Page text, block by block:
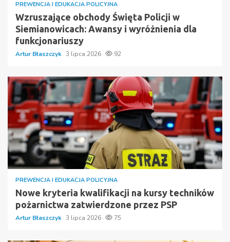
PREWENCJA I EDUKACJA POLICYJNA
Wzruszające obchody Święta Policji w
Siemianowicach: Awansy i wyróżnienia dla
funkcjonariuszy
Artur Błaszczyk 3 lipca 2026 92
PREWENCJA I EDUKACJA POLICYJNA
Nowe kryteria kwalifikacji na kursy techników
pożarnictwa zatwierdzone przez PSP
Artur Błaszczyk 3 lipca 2026 75